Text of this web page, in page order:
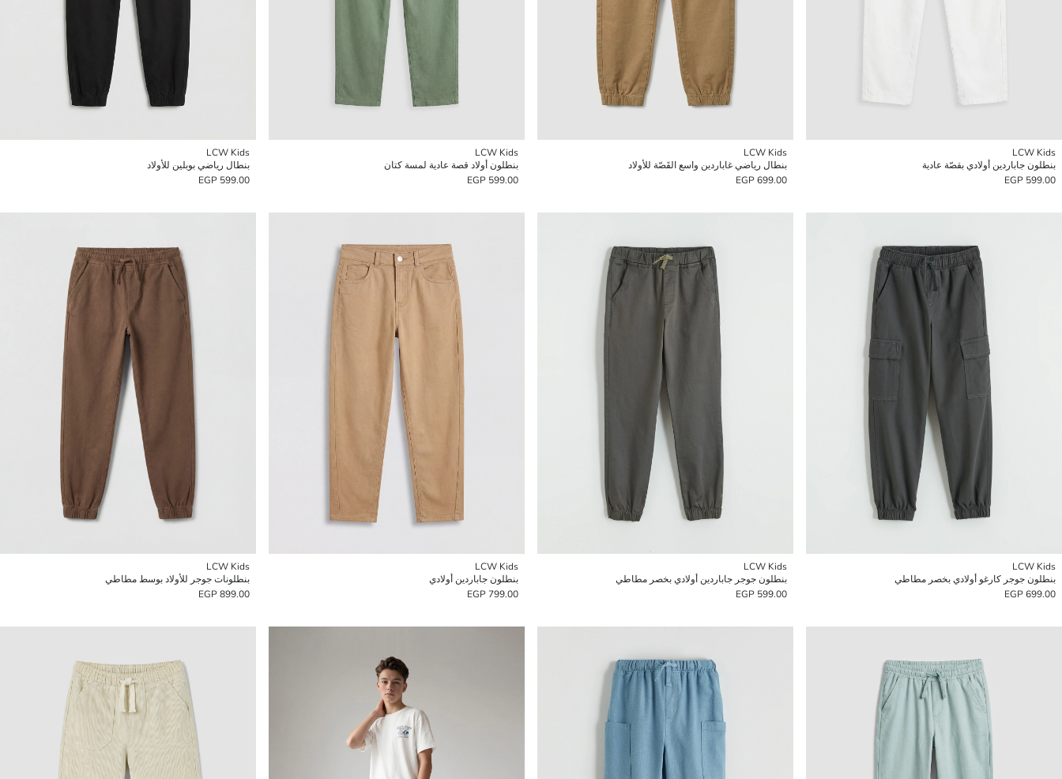
LCW Kids
بنطلون جاباردين أولادي بقصّة عادية
599.00 EGP
LCW Kids
بنطال رياضي غاباردين واسع القَصّة للأولاد
699.00 EGP
LCW Kids
بنطلون أولاد قصة عادية لمسة كتان
599.00 EGP
LCW Kids
بنطال رياضي بوبلين للأولاد
599.00 EGP
LCW Kids
بنطلون جوجر كارغو أولادي بخصر مطاطي
699.00 EGP
LCW Kids
بنطلون جوجر جاباردين أولادي بخصر مطاطي
599.00 EGP
LCW Kids
بنطلون جاباردين أولادي
799.00 EGP
LCW Kids
بنطلونات جوجر للأولاد بوسط مطاطي
899.00 EGP